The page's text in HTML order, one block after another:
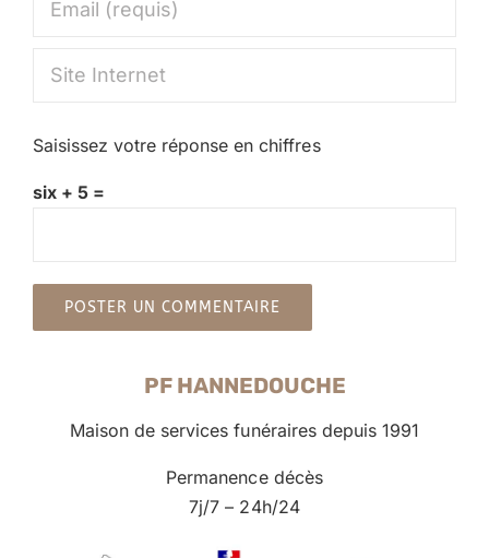
Saisissez votre réponse en chiffres
six + 5 =
PF HANNEDOUCHE
Maison de services funéraires depuis 1991
Permanence décès
7j/7 – 24h/24